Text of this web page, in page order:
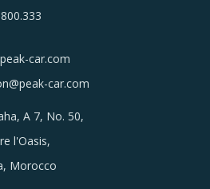
car.com
car.com
A 7, No. 50,
l'Oasis,
Morocco